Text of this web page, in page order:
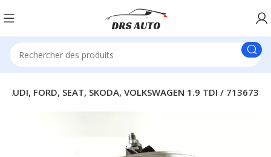
AUDI, FORD, SEAT, SKODA, VOLKSWAGEN 1.9 TDI / 713673